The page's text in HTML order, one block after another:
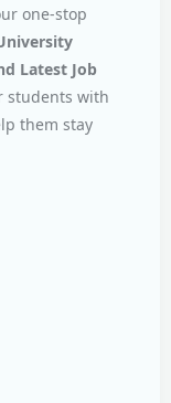
one-stop
Latest Job
students with
them stay